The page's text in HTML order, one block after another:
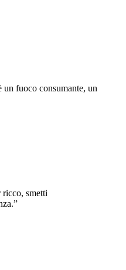
fuoco consumante, un
ricco, smetti
”